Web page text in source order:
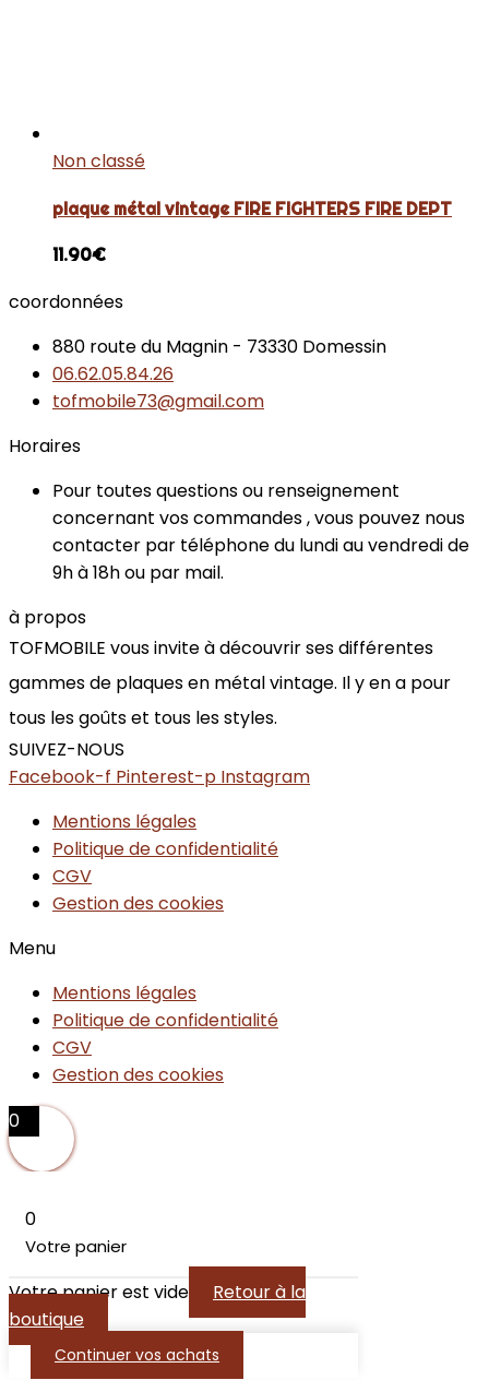
Non classé
plaque métal vintage FIRE FIGHTERS FIRE DEPT
11.90€
coordonnées
880 route du Magnin - 73330 Domessin
06.62.05.84.26
tofmobile73@gmail.com
Horaires
Pour toutes questions ou renseignement
concernant vos commandes , vous pouvez nous
contacter par téléphone du lundi au vendredi de
9h à 18h ou par mail.
à propos
TOFMOBILE vous invite à découvrir ses différentes
gammes de plaques en métal vintage. Il y en a pour
tous les goûts et tous les styles.
SUIVEZ-NOUS
Facebook-f Pinterest-p Instagram
Mentions légales
Politique de confidentialité
CGV
Gestion des cookies
Menu
Mentions légales
Politique de confidentialité
CGV
Gestion des cookies
0
0
Votre panier
Votre panier est vide
Retour à la
boutique
Continuer vos achats